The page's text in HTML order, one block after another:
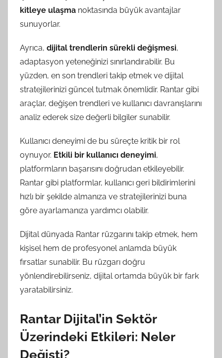
kitleye ulaşma noktasında büyük avantajlar
sunuyorlar.
Ayrıca, dijital trendlerin sürekli değişmesi,
adaptasyon yeteneğinizi sınırlandırabilir. Bu
yüzden, en son trendleri takip etmek ve dijital
stratejilerinizi güncel tutmak önemlidir. Rantar gibi
araçlar, değişen trendleri ve kullanıcı davranışlarını
analiz ederek size değerli bilgiler sunabilir.
Kullanıcı deneyimi de bu süreçte kritik bir rol
oynuyor. Etkili bir kullanıcı deneyimi,
platformların başarısını doğrudan etkileyebilir.
Rantar gibi platformlar, kullanıcı geri bildirimlerini
hızlı bir şekilde almanıza ve stratejilerinizi buna
göre ayarlamanıza yardımcı olabilir.
Dijital dünyada Rantar rüzgarını takip etmek, hem
kişisel hem de profesyonel anlamda büyük
fırsatlar sunabilir. Bu rüzgarı doğru
yönlendirebilirseniz, dijital ortamda büyük bir fark
yaratabilirsiniz.
Rantar Dijital’in Sektör
Üzerindeki Etkileri: Neler
Değişti?